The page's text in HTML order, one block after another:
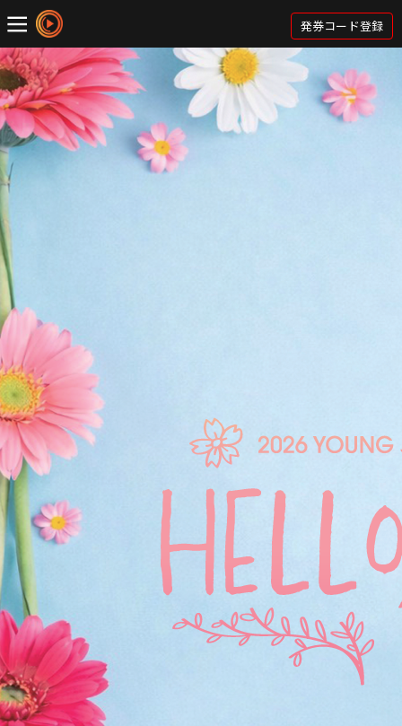
発券コード登録